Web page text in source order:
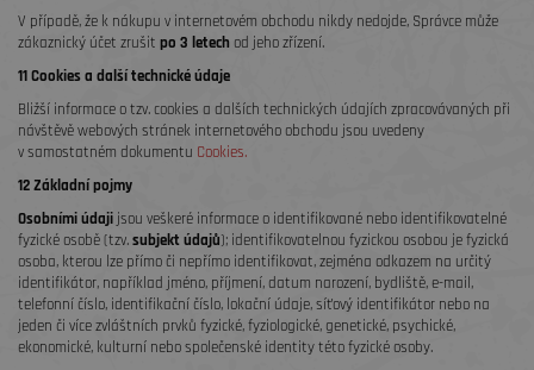
V případě, že k nákupu v internetovém obchodu nikdy nedojde, Správce může
zákaznický účet zrušit po 3 letech od jeho zřízení.
11 Cookies a další technické údaje
Bližší informace o tzv. cookies a dalších technických údajích zpracovávaných při
návštěvě webových stránek internetového obchodu jsou uvedeny
v samostatném dokumentu Cookies.
12 Základní pojmy
Osobními údaji jsou veškeré informace o identifikované nebo identifikovatelné
fyzické osobě (tzv.subjekt údajů); identifikovatelnou fyzickou osobou je fyzická
osoba, kterou lze přímo či nepřímo identifikovat, zejména odkazem na určitý
identifikátor, například jméno, příjmení, datum narození, bydliště, e-mail,
telefonní číslo, identifikační číslo, lokační údaje, síťový identifikátor nebo na
jeden či více zvláštních prvků fyzické, fyziologické, genetické, psychické,
ekonomické, kulturní nebo společenské identity této fyzické osoby.